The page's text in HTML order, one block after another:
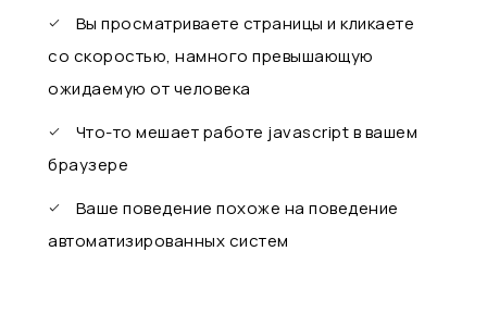
Вы просматриваете страницы и кликаете
со скоростью, намного превышающую
ожидаемую от человека
Что-то мешает работе javascript в вашем
браузере
Ваше поведение похоже на поведение
автоматизированных систем